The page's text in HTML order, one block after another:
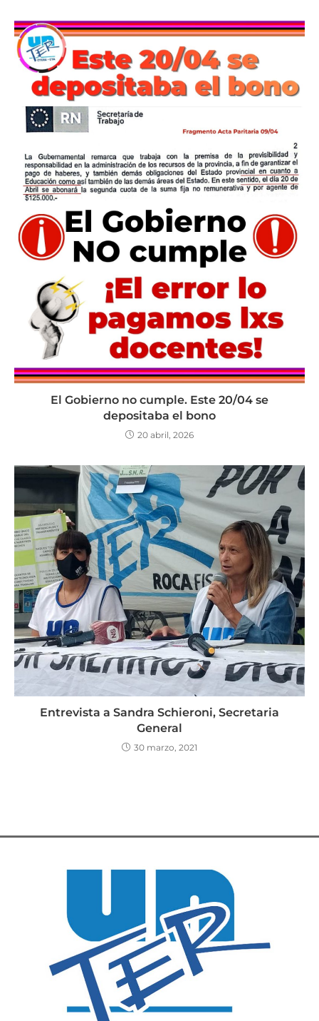
El Gobierno no cumple. Este 20/04 se
depositaba el bono
20 abril, 2026
Entrevista a Sandra Schieroni, Secretaria
General
30 marzo, 2021